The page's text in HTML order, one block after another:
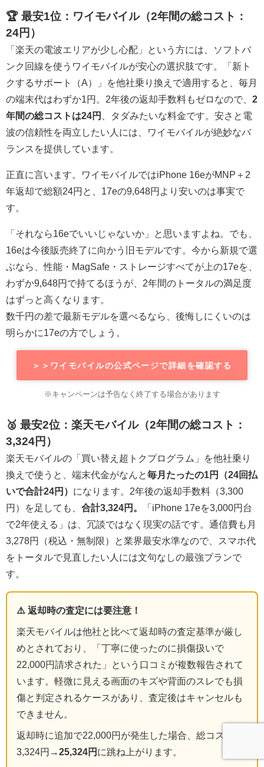
🏆 最安1位：ワイモバイル（2年間の総コスト：
24円）
「楽天の電波エリアが少し心配」という方には、ソフトバ
ンク回線を使うワイモバイルが安心の選択肢です。「新ト
クするサポート（A）」を他社乗り換えで適用すると、毎月
の端末代はわずか1円。2年後の返却手数料もゼロなので、 2
年間の総コストは24円
、タダみたいな料金です。安さと電
波の信頼性を両立したい人には、ワイモバイルが絶妙なバ
ランスを提供しています。
正直に言います。ワイモバイルではiPhone 16eがMNP＋2
年返却で総額24円と、17eの9,648円より安いのは事実で
す。
「それなら16eでいいじゃないか」と思いますよね。でも、
16eは今後販売終了に向かう旧モデルです。今から新規で選
ぶなら、性能・MagSafe・ストレージすべてが上の17eを、
わずか9,648円で持てるほうが、2年間のトータルの満足度
はずっと高くなります。
数千円の差で最新モデルを選べるなら、後悔しにくいのは
明らかに17eの方でしょう。
＞＞ワイモバイルの公式ページで詳細を確認する
※キャンペーンは予告なく終了する場合があります
🥈 最安2位：楽天モバイル（2年間の総コスト：
3,324円）
楽天モバイルの「買い替え超トクプログラム」を他社乗り
換えで使うと、端末代金がなんと毎月たったの1円（24回払
いで合計24円） になります。2年後の返却手数料（3,300
円）を足しても、 合計3,324円。
「iPhone 17eを3,000円台
で2年使える」は、冗談ではなく現実の話です。通信費も月
3,278円（税込・無制限）と業界最安水準なので、スマホ代
をトータルで見直したい人には文句なしの最強プランで
す。
⚠️ 返却時の査定には要注意！
楽天モバイルは他社と比べて返却時の査定基準が厳し
めとされており、「丁寧に使ったのに損傷扱いで
22,000円請求された」という口コミが複数報告されて
います。軽微に見える画面のキズや背面のスレでも損
傷と判定されるケースがあり、査定後はキャンセルも
できません。
返却時に追加で22,000円が発生した場合、総コストは
3,324円→25,324円 に跳ね上がります。